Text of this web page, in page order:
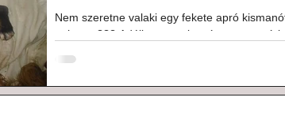
Nem szeretne valaki egy fekete apró
otthonra??? Adélka ugyanis már nagyon várja a szerető gazdit